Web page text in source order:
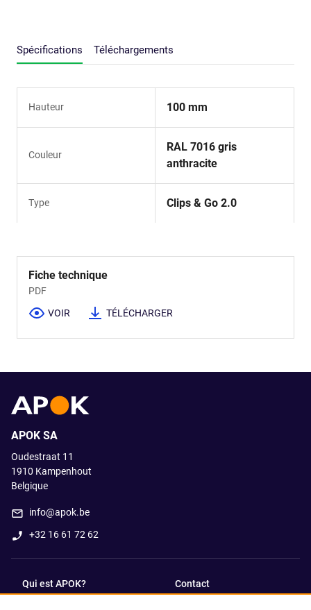
Spécifications Téléchargements
Hauteur 100 mm
Couleur
RAL 7016 gris
anthracite
Type Clips & Go 2.0
Fiche technique
PDF
VOIR TÉLÉCHARGER
APOK SA
Oudestraat 11
1910 Kampenhout
Belgique
info@apok.be
+32 16 61 72 62
Qui est APOK? Contact